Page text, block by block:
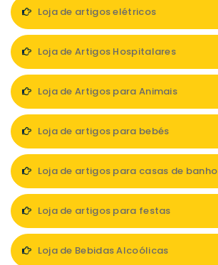
Loja de artigos elétricos
Loja de Artigos Hospitalares
Loja de Artigos para Animais
Loja de artigos para bebés
Loja de artigos para casas de banho
Loja de artigos para festas
Loja de Bebidas Alcoólicas